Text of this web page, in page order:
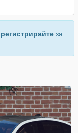
регистрирайте за